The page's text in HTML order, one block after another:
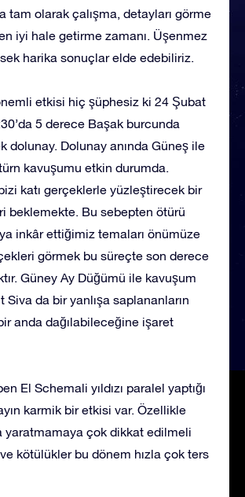
tam olarak çalışma, detayları görme
iyi hale getirme zamanı. Üşenmez
harika sonuçlar elde edebiliriz.
etkisi hiç şüphesiz ki 24 Şubat
5 derece Başak burcunda
dolunay. Dolunay anında Güneş ile
kavuşumu etkin durumda.
katı gerçeklerle yüzleştirecek bir
beklemekte. Bu sebepten ötürü
inkâr ettiğimiz temaları önümüze
görmek bu süreçte son derece
Güney Ay Düğümü ile kavuşum
Siva da bir yanlışa saplananların
anda dağılabileceğine işaret
El Schemali yıldızı paralel yaptığı
karmik bir etkisi var. Özellikle
yaratmamaya çok dikkat edilmeli
ve kötülükler bu dönem hızla çok ters